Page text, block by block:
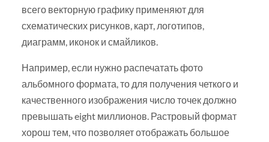
всего векторную графику применяют для
схематических рисунков, карт, логотипов,
диаграмм, иконок и смайликов.
Например, если нужно распечатать фото
альбомного формата, то для получения четкого и
качественного изображения число точек должно
превышать eight миллионов. Растровый формат
хорош тем, что позволяет отображать большое